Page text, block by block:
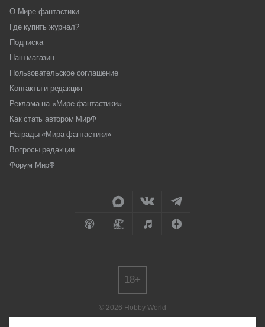
О Мире фантастики
Где купить журнал?
Подписка
Наш магазин
Пользовательское соглашение
Контакты и редакция
Реклама на «Мире фантастики»
Как стать автором МирФ
Награды «Мира фантастики»
Вопросы редакции
Форум МирФ
© 2026 Hobby World
18+